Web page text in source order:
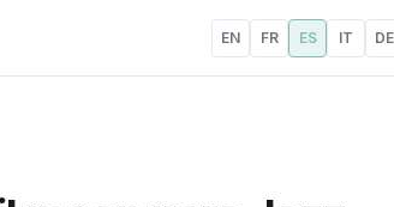
EN FR ES IT DE